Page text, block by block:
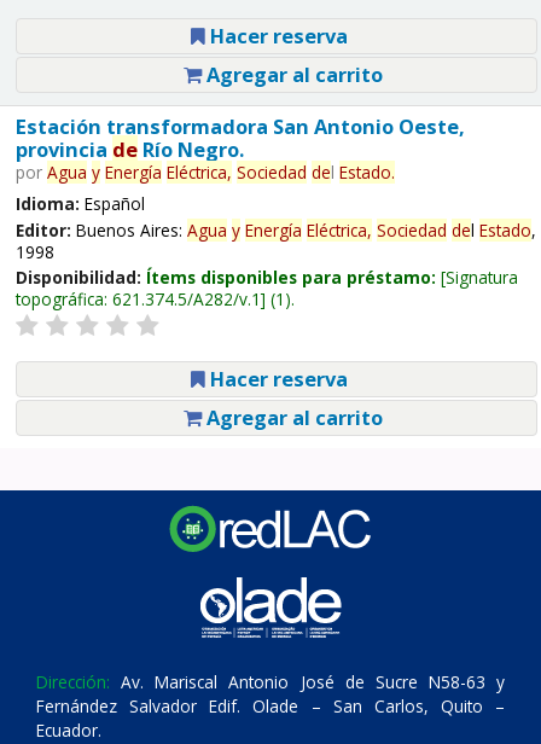
Hacer reserva
Agregar al carrito
Estación transformadora San Antonio Oeste,
provincia deRío Negro.
por Agua y Energía Eléctrica, Sociedad del Estado.
Idioma: Español
Editor: Buenos Aires: Agua y Energía Eléctrica, Sociedad del Estado,
1998
Disponibilidad: Ítems disponibles para préstamo: Signatura
topográfica: 621.374.5/A282/v.1 (1).
Hacer reserva
Agregar al carrito
Dirección: Av. Mariscal Antonio José de Sucre N58-63 y
Fernández Salvador Edif. Olade – San Carlos, Quito –
Ecuador.